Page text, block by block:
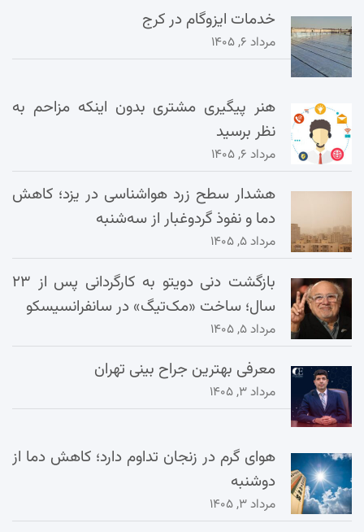
خدمات ایزوگام در کرج
مرداد ۶, ۱۴۰۵
هنر پیگیری مشتری بدون اینکه مزاحم به
نظر برسید
مرداد ۶, ۱۴۰۵
هشدار سطح زرد هواشناسی در یزد؛ کاهش
دما و نفوذ گردوغبار از سه‌شنبه
مرداد ۵, ۱۴۰۵
بازگشت دنی دویتو به کارگردانی پس از ۲۳
سال؛ ساخت «مک‌تیگ» در سانفرانسیسکو
مرداد ۵, ۱۴۰۵
معرفی بهترین جراح بینی تهران
مرداد ۳, ۱۴۰۵
هوای گرم در زنجان تداوم دارد؛ کاهش دما از
دوشنبه
مرداد ۳, ۱۴۰۵